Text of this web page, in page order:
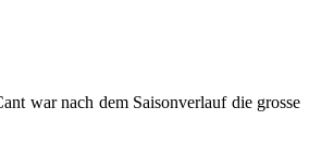
war nach dem Saisonverlauf die grosse